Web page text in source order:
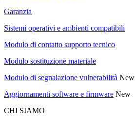
Garanzia
Sistemi operativi e ambienti compatibili
Modulo di contatto supporto tecnico
Modulo sostituzione materiale
Modulo di segnalazione vulnerabilità New
Aggiornamenti software e firmware New
CHI SIAMO